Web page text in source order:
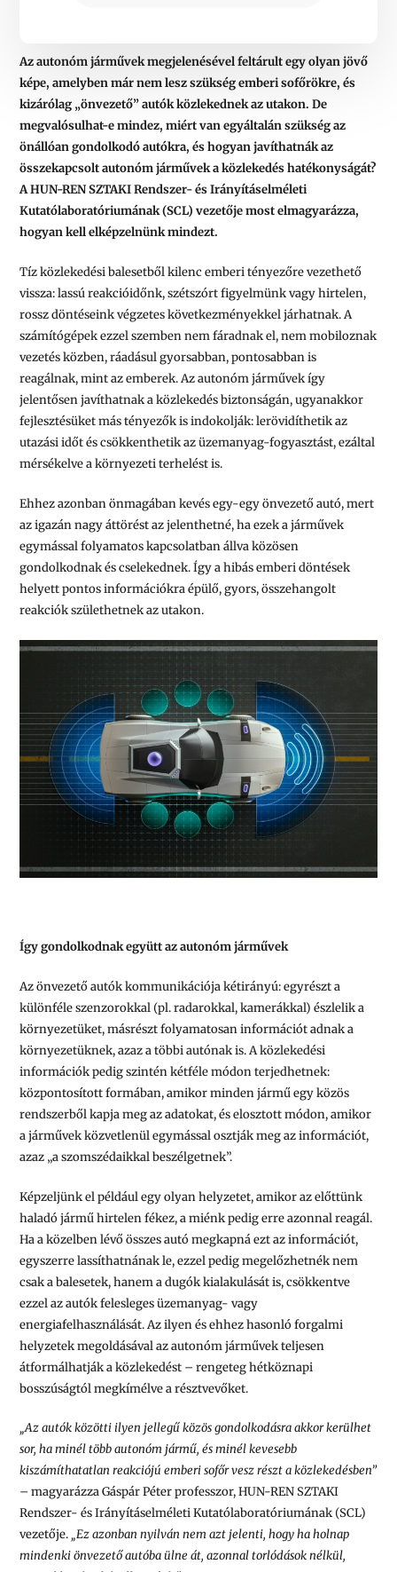
Az autonóm járművek megjelenésével feltárult egy olyan jövő
képe, amelyben már nem lesz szükség emberi sofőrökre, és
kizárólag „önvezető” autók közlekednek az utakon. De
megvalósulhat-e mindez, miért van egyáltalán szükség az
önállóan gondolkodó autókra, és hogyan javíthatnák az
összekapcsolt autonóm járművek a közlekedés hatékonyságát?
A HUN-REN SZTAKI Rendszer- és Irányításelméleti
Kutatólaboratóriumának (SCL) vezetője most elmagyarázza,
hogyan kell elképzelnünk mindezt.
Tíz közlekedési balesetből kilenc emberi tényezőre vezethető
vissza: lassú reakcióidőnk, szétszórt figyelmünk vagy hirtelen,
rossz döntéseink végzetes következményekkel járhatnak. A
számítógépek ezzel szemben nem fáradnak el, nem mobiloznak
vezetés közben, ráadásul gyorsabban, pontosabban is
reagálnak, mint az emberek. Az autonóm járművek így
jelentősen javíthatnak a közlekedés biztonságán, ugyanakkor
fejlesztésüket más tényezők is indokolják: lerövidíthetik az
utazási időt és csökkenthetik az üzemanyag-fogyasztást, ezáltal
mérsékelve a környezeti terhelést is.
Ehhez azonban önmagában kevés egy-egy önvezető autó, mert
az igazán nagy áttörést az jelenthetné, ha ezek a járművek
egymással folyamatos kapcsolatban állva közösen
gondolkodnak és cselekednek. Így a hibás emberi döntések
helyett pontos információkra épülő, gyors, összehangolt
reakciók születhetnek az utakon.
Így gondolkodnak együtt az autonóm járművek
Az önvezető autók kommunikációja kétirányú: egyrészt a
különféle szenzorokkal (pl. radarokkal, kamerákkal) észlelik a
környezetüket, másrészt folyamatosan információt adnak a
környezetüknek, azaz a többi autónak is. A közlekedési
információk pedig szintén kétféle módon terjedhetnek:
központosított formában, amikor minden jármű egy közös
rendszerből kapja meg az adatokat, és elosztott módon, amikor
a járművek közvetlenül egymással osztják meg az információt,
azaz „a szomszédaikkal beszélgetnek”.
Képzeljünk el például egy olyan helyzetet, amikor az előttünk
haladó jármű hirtelen fékez, a miénk pedig erre azonnal reagál.
Ha a közelben lévő összes autó megkapná ezt az információt,
egyszerre lassíthatnának le, ezzel pedig megelőzhetnék nem
csak a balesetek, hanem a dugók kialakulását is, csökkentve
ezzel az autók felesleges üzemanyag- vagy
energiafelhasználását. Az ilyen és ehhez hasonló forgalmi
helyzetek megoldásával az autonóm járművek teljesen
átformálhatják a közlekedést – rengeteg hétköznapi
bosszúságtól megkímélve a résztvevőket.
„Az autók közötti ilyen jellegű közös gondolkodásra akkor kerülhet
sor, ha minél több autonóm jármű, és minél kevesebb
kiszámíthatatlan reakciójú emberi sofőr vesz részt a közlekedésben”
– magyarázza Gáspár Péter professzor, HUN-REN SZTAKI
Rendszer- és Irányításelméleti Kutatólaboratóriumának (SCL)
vezetője. „Ez azonban nyilván nem azt jelenti, hogy ha holnap
mindenki önvezető autóba ülne át, azonnal torlódások nélkül,